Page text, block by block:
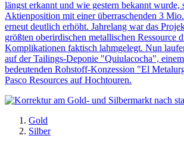
längst erkannt und wie gestern bekannt wurde,
Aktienposition mit einer überraschenden 3
erneut deutlich erhöht. Jahrelang war das
größten oberirdischen metallischen Ressource
Komplikationen faktisch lahmgelegt. Nun
auf der Tailings-Deponie "Quiulacocha",
bedeutenden Rohstoff-Konzession "El
Pasco Resources auf Hochtouren.
Gold
Silber